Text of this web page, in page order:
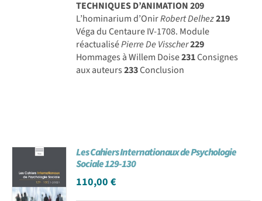
TECHNIQUES D’ANIMATION209
L’hominarium d’OnirRobert Delhez219
Véga du Centaure IV-1708. Module
réactualiséPierre De Visscher229
Hommages à Willem Doise231Consignes
aux auteurs233Conclusion
Les Cahiers Internationaux de Psychologie
Sociale 129-130
110,00€